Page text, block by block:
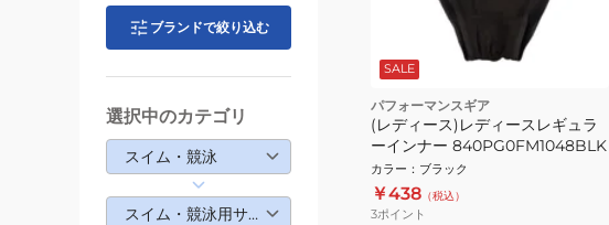
SALE
パフォーマンスギア
(レディース)レディースレギュラ
ーインナー 840PG0FM1048BLK
カラー ： ブラック
￥438 （税込）
3ポイント
ブランドで絞り込む
選択中のカテゴリ
スイム・競泳
スイム・競泳用サポーター